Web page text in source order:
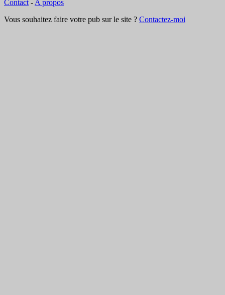
Contact - A propos
Vous souhaitez faire votre pub sur le site ? Contactez-moi